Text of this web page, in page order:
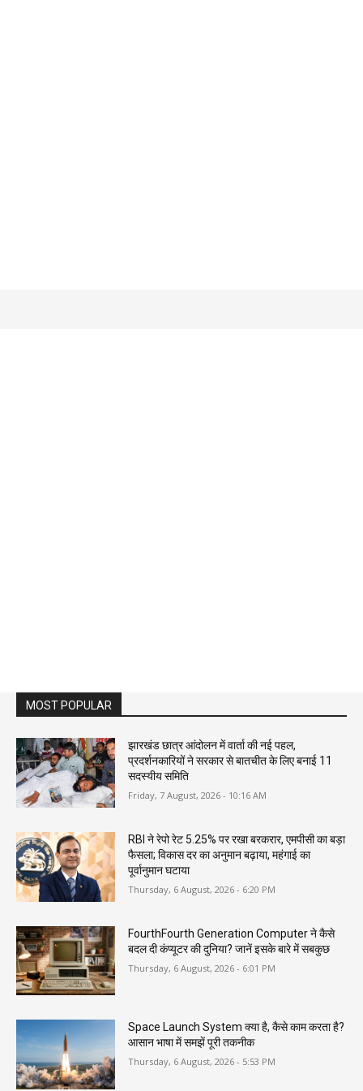
MOST POPULAR
झारखंड छात्र आंदोलन में वार्ता की नई पहल,
प्रदर्शनकारियों ने सरकार से बातचीत के लिए बनाई 11
सदस्यीय समिति
Friday, 7 August, 2026 - 10:16 AM
RBI ने रेपो रेट 5.25% पर रखा बरकरार, एमपीसी का बड़ा
फैसला; विकास दर का अनुमान बढ़ाया, महंगाई का
पूर्वानुमान घटाया
Thursday, 6 August, 2026 - 6:20 PM
FourthFourth Generation Computer ने कैसे
बदल दी कंप्यूटर की दुनिया? जानें इसके बारे में सबकुछ
Thursday, 6 August, 2026 - 6:01 PM
Space Launch System क्या है, कैसे काम करता है?
आसान भाषा में समझें पूरी तकनीक
Thursday, 6 August, 2026 - 5:53 PM